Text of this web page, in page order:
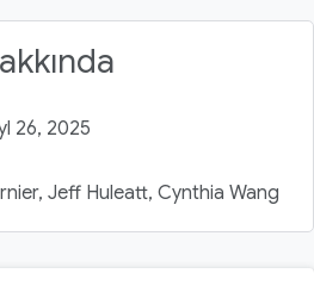
26, 2025
Jeff Huleatt, Cynthia Wang